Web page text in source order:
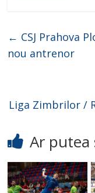
← CSJ Prahova
nou antrenor
Liga Zimbrilor /
Ar putea